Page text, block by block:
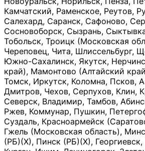
Камчатский, Раменское, Реутов,
Салехард, Саранск, Сафоново,
Сосновоборск, Сызрань,
Тобольск, Троицк (Московская
Череповец, Чита, Шлиссельбург,
Южно-Сахалинск, Якутск,
край), Мамонтово (Алтайский
Томск, Иркутск, Коломна, Псков,
Дмитров, Чехов, Серпухов, Клин,
Северск, Владимир, Тамбов,
Ржев, Коммунар, Пушкин,
Суздаль, Красноармейск
Гжель (Московская область),
(РБ)(Х), Пинск (РБ)(Х),